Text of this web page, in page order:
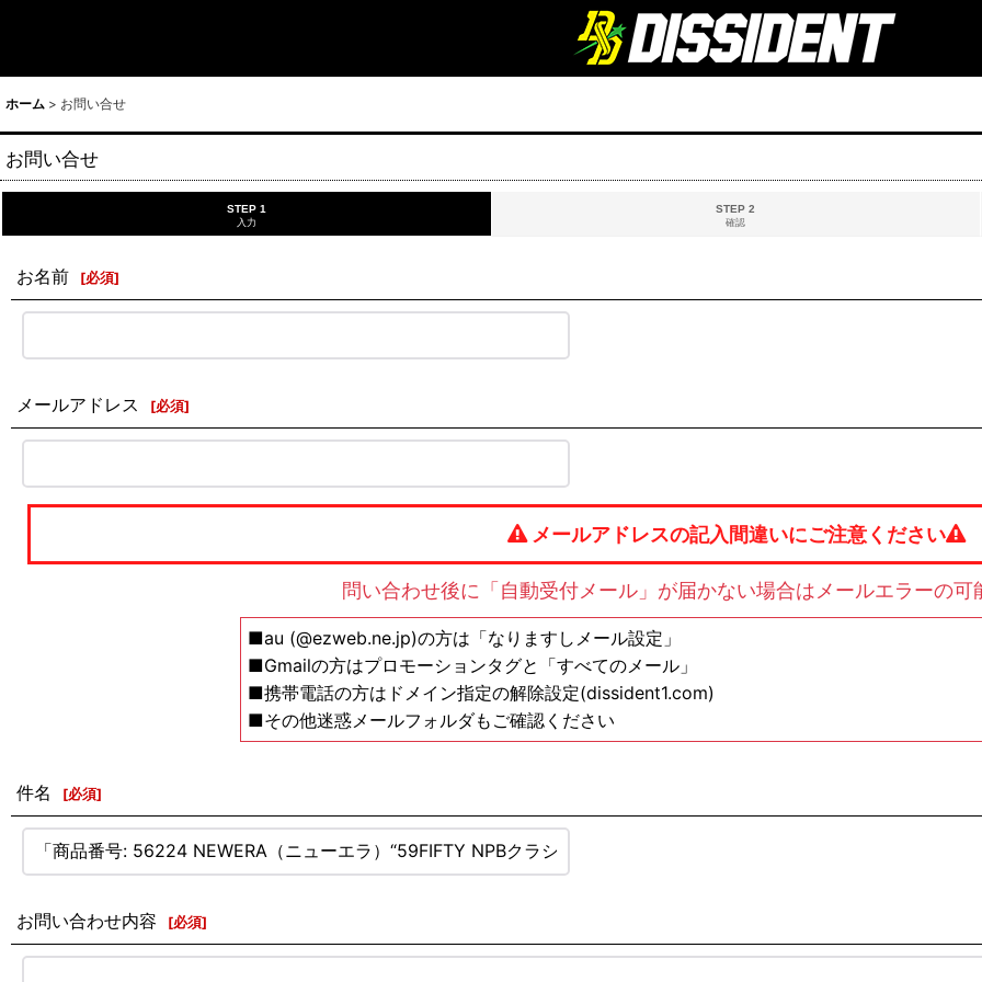
ホーム > お問い合せ
お問い合せ
STEP 1
入力
STEP 2
確認
お名前 [必須]
メールアドレス [必須]
メールアドレスの記入間違いにご注意ください
問い合わせ後に「自動受付メール」が届かない場合はメールエラーの可
■au (@ezweb.ne.jp)の方は「なりますしメール設定」
■Gmailの方はプロモーションタグと「すべてのメール」
■携帯電話の方はドメイン指定の解除設定(dissident1.com)
■その他迷惑メールフォルダもご確認ください
件名 [必須]
お問い合わせ内容 [必須]